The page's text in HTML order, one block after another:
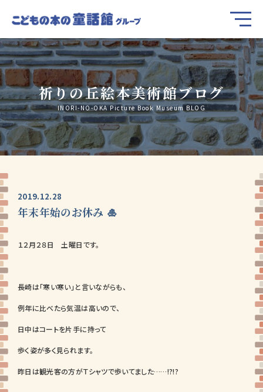
祈りの丘絵本美術館ブログ
INORI-NO-OKA Picture Book Museum BLOG
2019.12.28
年末年始のお休み 🎍
１２月２８日 土曜日です。
長崎は「寒い寒い」と言いながらも、
例年に比べたら気温は高いので、
日中はコートを片手に持って
歩く姿が多く見られます。
昨日は観光客の方がＴシャツで歩いてました……!?!?